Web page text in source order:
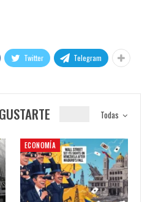
Twitter Telegram
Todas
ECONOMÍA